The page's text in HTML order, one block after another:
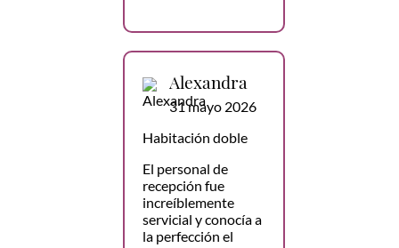
Alexandra
31 mayo 2026
Habitación doble
El personal de
recepción fue
increíblemente
servicial y conocía a
la perfección el